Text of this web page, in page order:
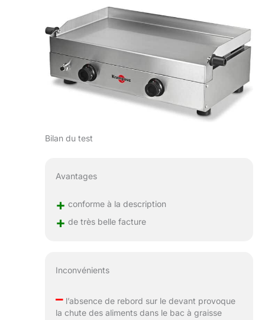
Bilan du test
Avantages
+ conforme à la description
+ de très belle facture
Inconvénients
–l’absence de rebord sur le devant provoque
la chute des aliments dans le bac à graisse